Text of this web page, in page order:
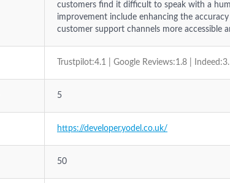
customers find it difficult to speak with a
improvement include enhancing the
customer support channels more accessible
Trustpilot:4.1 | Google Reviews:1.8 |
5
https://developer.yodel.co.uk/
50